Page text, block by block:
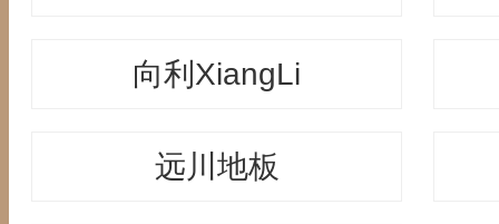
向利XiangLi
远川地板